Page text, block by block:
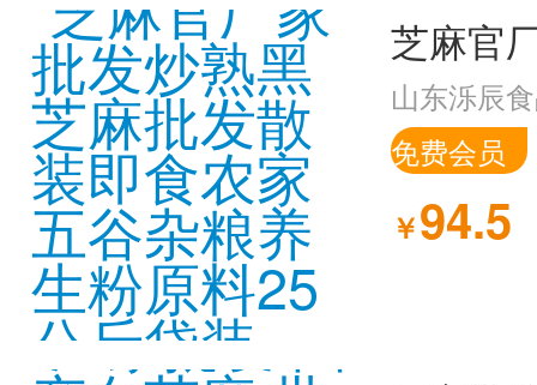
山东泺辰
免费会员
￥94.5